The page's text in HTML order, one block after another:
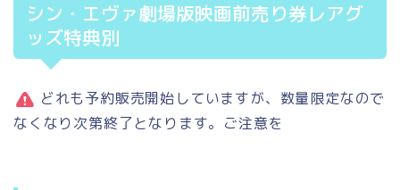
シン・エヴァ劇場版映画前売り券レアグ
ッズ特典別
どれも予約販売開始していますが、数量限定なので
なくなり次第終了となります。ご注意を